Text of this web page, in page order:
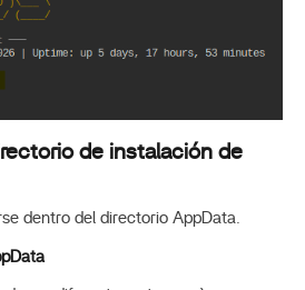
de instalación de
dentro del directorio AppData.